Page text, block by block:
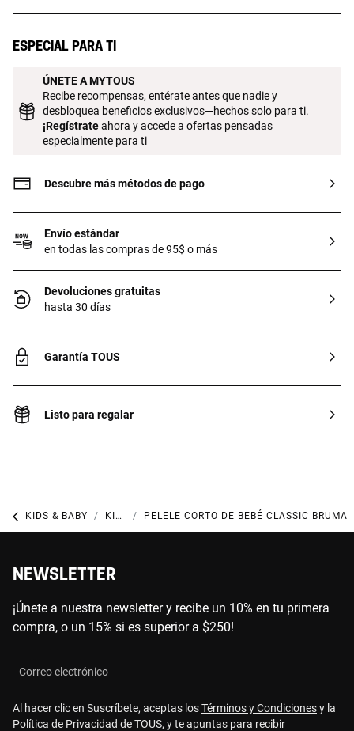
Composición: 100% Algodón. Color:
GREENABLE: Certificado OEKO-TEX*.
Los tejidos OEKO TEX* Standard 100
certifican que se ha realizado un control
en todas las etapas de fabricación:
materias primas, fibras y tintes. De esta
manera, aseguran no contener
el medioambiente. Detalles: Lavar antes
secar en secadora, lavar 30º.
Especial para ti
ÚNETE A MYTOUS
Recibe recompensas, entérate antes que nadie y
desbloquea beneficios exclusivos—hechos solo para ti.
¡Regístrateahora y accede a ofertas pensadas
especialmente para ti
Descubre más métodos de pago
Envío estándar
en todas las compras de 95$ o más
Devoluciones gratuitas
hasta 30 días
Garantía TOUS
Listo para regalar
KIDS & BABY KIDS & BABY ACCESORIOS PELELE CORTO DE BEBÉ CLASSIC BRUMA
NEWSLETTER
¡Únete a nuestra newsletter y recibe un 10% en tu primera
compra, o un 15% si es superior a $250!
Correo electrónico
Al hacer clic en Suscríbete, aceptas losTérminos y Condicionesy la
Política de Privacidad de TOUS, y te apuntas para recibir